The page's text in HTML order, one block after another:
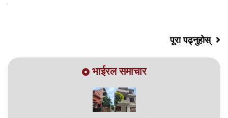
पूरा पढ्नुहोस्
भाईरल समाचार